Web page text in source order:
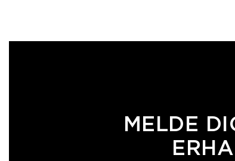
MELDE